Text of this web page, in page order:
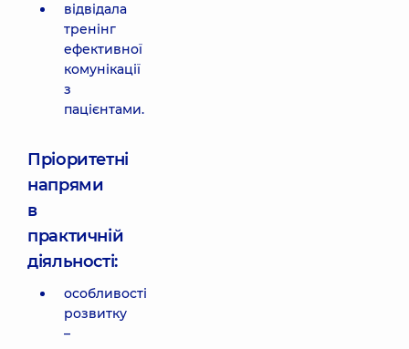
відвідала
тренінг
ефективної
комунікації
з
пацієнтами.
Пріоритетні
напрями
в
практичній
діяльності:
особливості
розвитку
–